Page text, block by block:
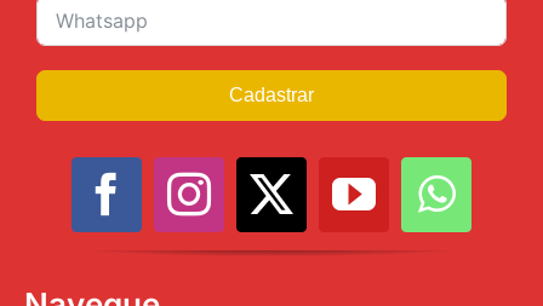
Cadastrar